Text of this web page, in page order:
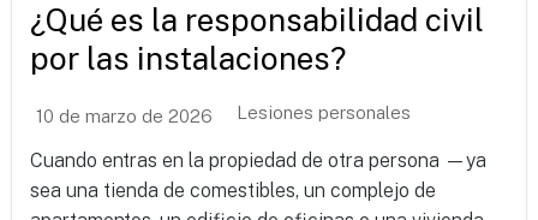
¿Qué es la responsabilidad civil
por las instalaciones?
10 de marzo de 2026 Lesiones personales
Cuando entras en la propiedad de otra persona —ya
sea una tienda de comestibles, un complejo de